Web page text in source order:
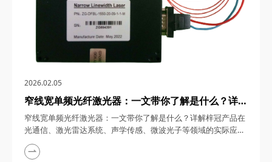
2026.02.05
窄线宽单频光纤激光器：一文带你了解是什么？详解
梓冠产品在光通信、激光雷达系统、声学传感、微波
光子等领域的实际应用
窄线宽单频光纤激光器：一文带你了解是什么？详解梓冠产品在
光通信、激光雷达系统、声学传感、微波光子等领域的实际应用
窄线宽单频光纤激光器，在光通信、量子传感、高精度测量等前
沿领域，凭借其亚千赫兹级线宽、超低相位噪声及全光纤化设